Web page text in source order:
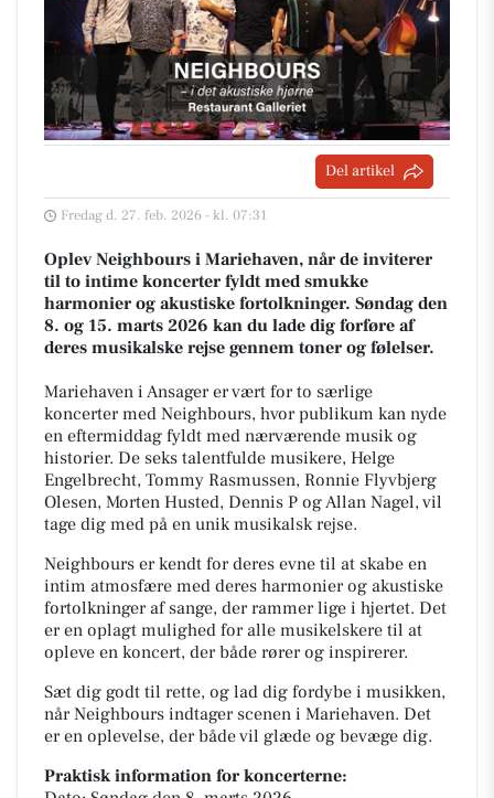
Del artikel
Fredag d. 27. feb. 2026 - kl. 07:31
Oplev Neighbours i Mariehaven, når de inviterer
til to intime koncerter fyldt med smukke
harmonier og akustiske fortolkninger. Søndag den
8. og 15. marts 2026 kan du lade dig forføre af
deres musikalske rejse gennem toner og følelser.
Mariehaven i Ansager er vært for to særlige
koncerter med Neighbours, hvor publikum kan nyde
en eftermiddag fyldt med nærværende musik og
historier. De seks talentfulde musikere, Helge
Engelbrecht, Tommy Rasmussen, Ronnie Flyvbjerg
Olesen, Morten Husted, Dennis P og Allan Nagel, vil
tage dig med på en unik musikalsk rejse.
Neighbours er kendt for deres evne til at skabe en
intim atmosfære med deres harmonier og akustiske
fortolkninger af sange, der rammer lige i hjertet. Det
er en oplagt mulighed for alle musikelskere til at
opleve en koncert, der både rører og inspirerer.
Sæt dig godt til rette, og lad dig fordybe i musikken,
når Neighbours indtager scenen i Mariehaven. Det
er en oplevelse, der både vil glæde og bevæge dig.
Praktisk information for koncerterne: